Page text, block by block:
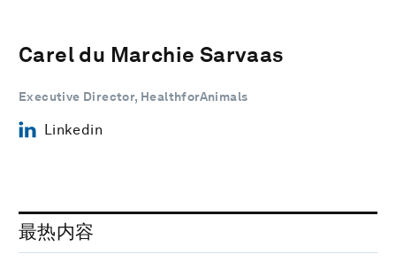
Carel du Marchie Sarvaas
Executive Director, HealthforAnimals
Linkedin
最热内容